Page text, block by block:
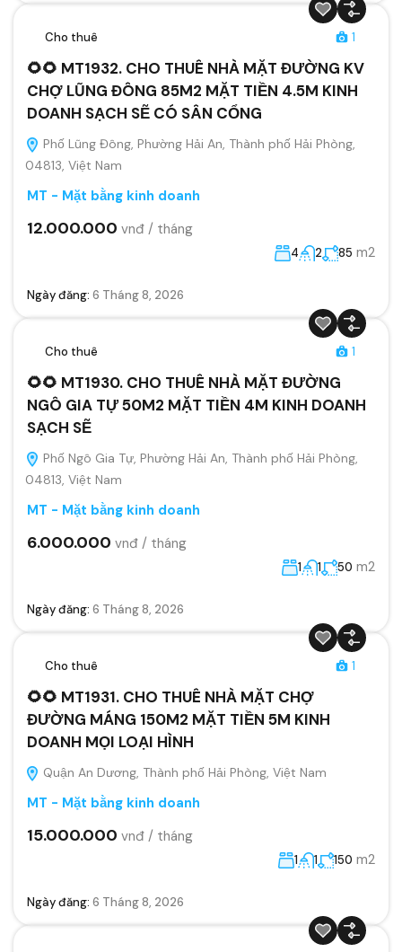
Cho thuê 1
🌻🌻 MT1932. CHO THUÊ NHÀ MẶT ĐƯỜNG KV
CHỢ LŨNG ĐÔNG 85M2 MẶT TIỀN 4.5M KINH
DOANH SẠCH SẼ CÓ SÂN CỔNG
Phố Lũng Đông, Phường Hải An, Thành phố Hải Phòng,
04813, Việt Nam
MT - Mặt bằng kinh doanh
12.000.000 vnđ / tháng
4 2 85 m2
Ngày đăng: 6 Tháng 8, 2026
Cho thuê 1
🌻🌻 MT1930. CHO THUÊ NHÀ MẶT ĐƯỜNG
NGÔ GIA TỰ 50M2 MẶT TIỀN 4M KINH DOANH
SẠCH SẼ
Phố Ngô Gia Tự, Phường Hải An, Thành phố Hải Phòng,
04813, Việt Nam
MT - Mặt bằng kinh doanh
6.000.000 vnđ / tháng
1 1 50 m2
Ngày đăng: 6 Tháng 8, 2026
Cho thuê 1
🌻🌻 MT1931. CHO THUÊ NHÀ MẶT CHỢ
ĐƯỜNG MÁNG 150M2 MẶT TIỀN 5M KINH
DOANH MỌI LOẠI HÌNH
Quận An Dương, Thành phố Hải Phòng, Việt Nam
MT - Mặt bằng kinh doanh
15.000.000 vnđ / tháng
1 1 150 m2
Ngày đăng: 6 Tháng 8, 2026